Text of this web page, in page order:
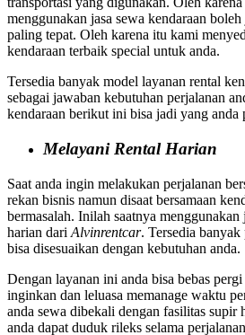
menggunakan jasa sewa kendaraan
paling tepat. Oleh karena itu kami
kendaraan terbaik special untuk anda.
Tersedia banyak model layanan rental
sebagai jawaban kebutuhan perjalanan
kendaraan berikut ini bisa jadi yang anda
Melayani Rental Harian
Saat anda ingin melakukan perjalanan
rekan bisnis namun disaat bersamaan
bermasalah. Inilah saatnya menggunakan
harian dari Alvinrentcar. Tersedia
bisa disesuaikan dengan kebutuhan anda.
Dengan layanan ini anda bisa bebas
inginkan dan leluasa memanage waktu
anda sewa dibekali dengan fasilitas supir
anda dapat duduk rileks selama